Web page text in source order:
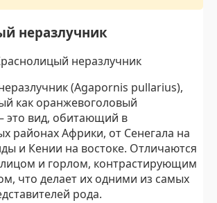
неразлучник
(Agapornis pullarius),
как оранжевоголовый
это вид, обитающий в
районах Африки, от Сенегала на
и Кении на востоке. Отличаются
и горлом, контрастирующим
что делает их одними из самых
рода.